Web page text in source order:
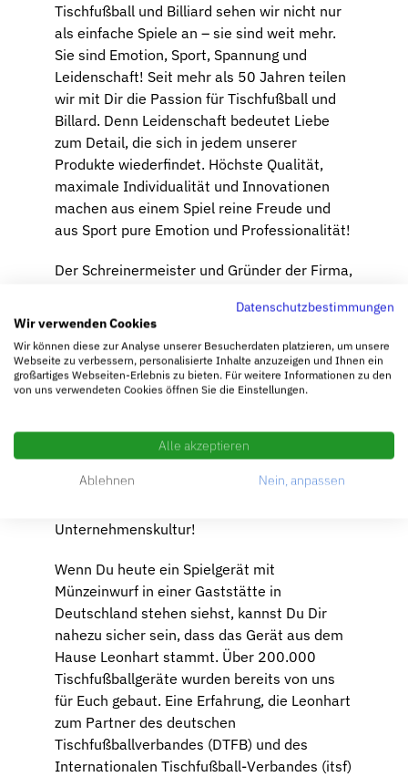
Tischfußball und Billiard sehen wir nicht nur
als einfache Spiele an – sie sind weit mehr.
Sie sind Emotion, Sport, Spannung und
Leidenschaft! Seit mehr als 50 Jahren teilen
wir mit Dir die Passion für Tischfußball und
Billard. Denn Leidenschaft bedeutet Liebe
zum Detail, die sich in jedem unserer
Produkte wiederfindet. Höchste Qualität,
maximale Individualität und Innovationen
machen aus einem Spiel reine Freude und
aus Sport pure Emotion und Professionalität!
Der Schreinermeister und Gründer der Firma,
erfand in den 50er Jahren die
Erfindung legte den Grundstein für Leonhart,
kurz darauf begann er mit der eigenen
Seit den Anfängen im Jahr 1949 kümmerte
er sich darum, dass unser Qualitätsanspruch
mehr als nur ein Versprechen an Sie ist,
Unternehmenskultur!
Wenn Du heute ein Spielgerät mit
Münzeinwurf in einer Gaststätte in
Deutschland stehen siehst, kannst Du Dir
nahezu sicher sein, dass das Gerät aus dem
Hause Leonhart stammt. Über 200.000
Tischfußballgeräte wurden bereits von uns
für Euch gebaut. Eine Erfahrung, die Leonhart
zum Partner des deutschen
Tischfußballverbandes (DTFB) und des
Internationalen Tischfußball-Verbandes (itsf)
Datenschutzbestimmungen
Wir verwenden Cookies
Wir können diese zur Analyse unserer Besucherdaten platzieren, um unsere
Webseite zu verbessern, personalisierte Inhalte anzuzeigen und Ihnen ein
großartiges Webseiten-Erlebnis zu bieten. Für weitere Informationen zu den
von uns verwendeten Cookies öffnen Sie die Einstellungen.
Alle akzeptieren
Ablehnen Nein, anpassen